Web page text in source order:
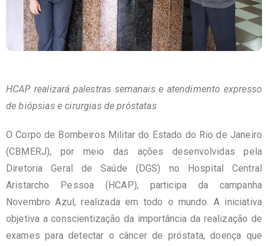
HCAP realizará palestras semanais e atendimento expresso
de biópsias e cirurgias de próstatas
O Corpo de Bombeiros Militar do Estado do Rio de Janeiro
(CBMERJ), por meio das ações desenvolvidas pela
Diretoria Geral de Saúde (DGS) no Hospital Central
Aristarcho Pessoa (HCAP), participa da campanha
Novembro Azul, realizada em todo o mundo. A iniciativa
objetiva a conscientização da importância da realização de
exames para detectar o câncer de próstata, doença que